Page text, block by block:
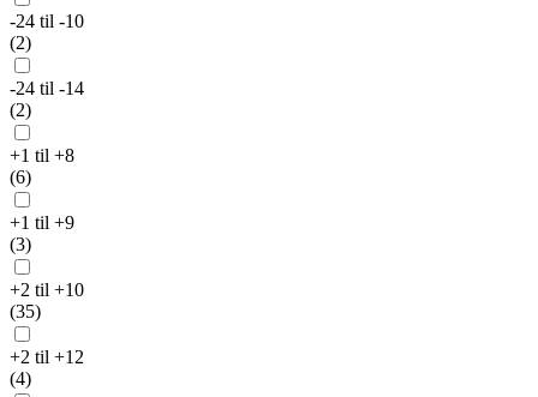
-24 til -10
(2)
-24 til -14
(2)
+1 til +8
(6)
+1 til +9
(3)
+2 til +10
(35)
+2 til +12
(4)